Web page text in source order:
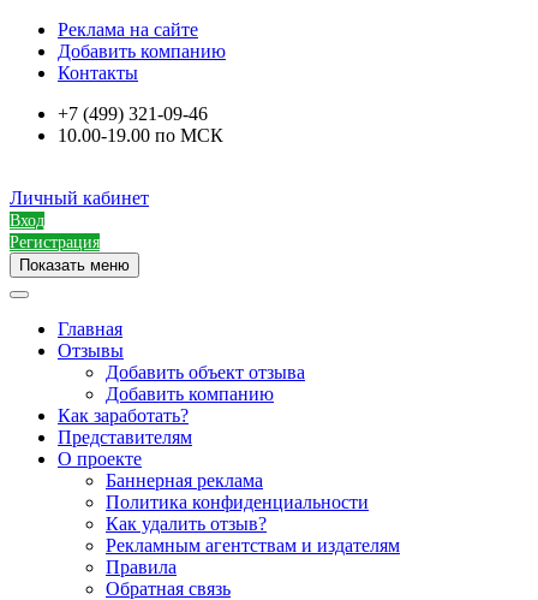
Реклама на сайте
Добавить компанию
Контакты
+7 (499) 321-09-46
10.00-19.00 по МСК
Личный кабинет
Вход
Регистрация
Показать меню
Главная
Отзывы
Добавить объект отзыва
Добавить компанию
Как заработать?
Представителям
О проекте
Баннерная реклама
Политика конфиденциальности
Как удалить отзыв?
Рекламным агентствам и издателям
Правила
Обратная связь